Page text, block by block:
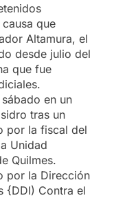
que
Altamura, el
desde julio del
que fue
en un
tras un
por la fiscal del
Unidad
Quilmes.
por la Dirección
{DDI) Contra el